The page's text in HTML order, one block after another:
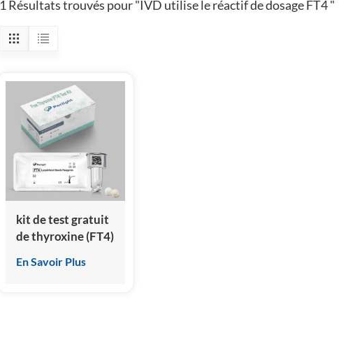
1 Résultats trouvés pour "IVD utilise le réactif de dosage FT4 "
kit de test gratuit
de thyroxine (FT4)
En Savoir Plus